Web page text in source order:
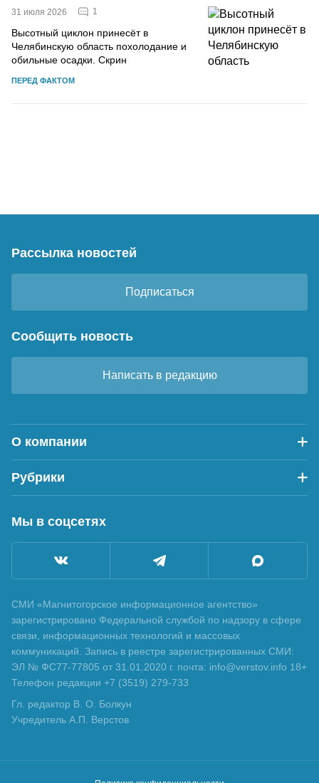
31 июля 2026 1
Высотный циклон принесёт в
Челябинскую область похолодание и
обильные осадки. Скрин
ПЕРЕД ФАКТОМ
Рассылка новостей
Подписаться
Сообщить новость
Написать в редакцию
О компании
Рубрики
Мы в соцсетях
СМИ «Магнитогорское информационное агентство»
зарегистрировано Федеральной службой по надзору в сфере
связи, информационных технологий и массовых
коммуникаций. Запись в реестре зарегистрированных СМИ:
ЭЛ № ФС77-77805 от 31.01.2020 г. почта: info@verstov.info 18+
Телефон редакции +7 (3519) 279-733
Гл. редактор В. О. Болкун
Учредитель А.П. Верстов